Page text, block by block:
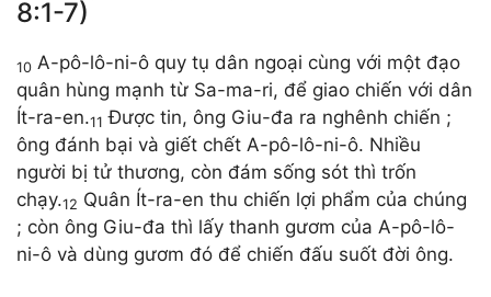
8:1-7)
10 A-pô-lô-ni-ô quy tụ dân ngoại cùng với một đạo
quân hùng mạnh từ Sa-ma-ri, để giao chiến với dân
Ít-ra-en.11 Được tin, ông Giu-đa ra nghênh chiến ;
ông đánh bại và giết chết A-pô-lô-ni-ô. Nhiều
người bị tử thương, còn đám sống sót thì trốn
chạy.12 Quân Ít-ra-en thu chiến lợi phẩm của chúng
; còn ông Giu-đa thì lấy thanh gươm của A-pô-lô-
ni-ô và dùng gươm đó để chiến đấu suốt đời ông.